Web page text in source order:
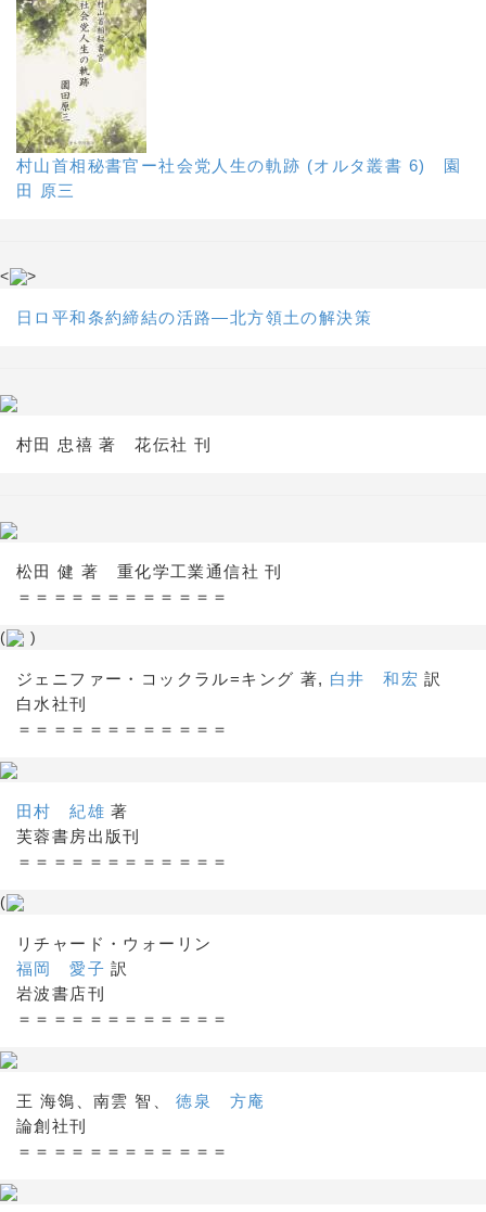
村山首相秘書官ー社会党人生の軌跡 (オルタ叢書 6) 園
田 原三
< >
日ロ平和条約締結の活路―北方領土の解決策
村田 忠禧 著 花伝社 刊
松田 健 著 重化学工業通信社 刊
＝＝＝＝＝＝＝＝＝＝＝＝
( )
ジェニファー・コックラル=キング 著, 白井 和宏 訳
白水社刊
＝＝＝＝＝＝＝＝＝＝＝＝
田村 紀雄 著
芙蓉書房出版刊
＝＝＝＝＝＝＝＝＝＝＝＝
(
リチャード・ウォーリン
福岡 愛子 訳
岩波書店刊
＝＝＝＝＝＝＝＝＝＝＝＝
王 海鴒、南雲 智、徳泉 方庵
論創社刊
＝＝＝＝＝＝＝＝＝＝＝＝